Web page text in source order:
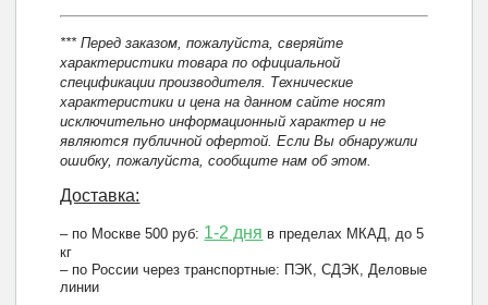
*** Перед заказом, пожалуйста, сверяйте
характеристики товара по официальной
спецификации производителя. Технические
характеристики и цена на данном сайте носят
исключительно информационный характер и не
являются публичной офертой. Если Вы обнаружили
ошибку, пожалуйста, сообщите нам об этом.
Доставка:
– по Москве 500 руб: 1-2 дня в пределах МКАД, до 5
кг
– по России через транспортные: ПЭК, СДЭК, Деловые
линии